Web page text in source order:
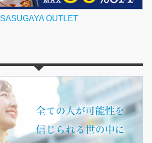
SASUGAYA OUTLET